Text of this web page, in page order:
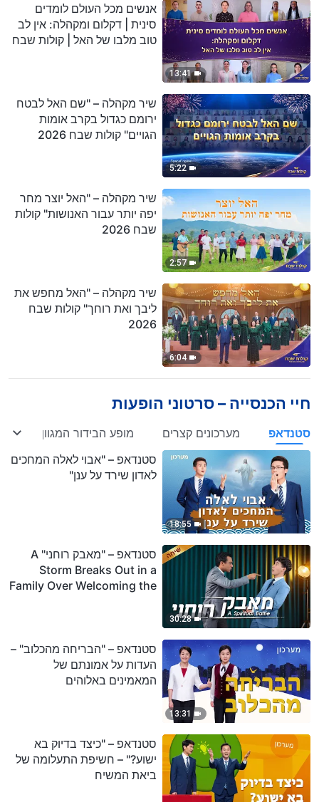
13:41
אנשים מכל העולם לומדים
סינית | דקלום ומקהלה: אין לב
טוב מלבו של האל | קולות שבח
5:22
שיר מקהלה – "שם האל לבטח
ירומם כגדול בקרב אומות
הגויים" קולות שבח 2026
2:57
שיר מקהלה – "האל יוצר מחר
יפה יותר עבור האנושות" קולות
שבח 2026
6:04
שיר מקהלה – "האל מחפש את
ליבך ואת רוחך" קולות שבח
2026
חיי הכנסייה – סרטוני הופעות
סטנדאפ מערכונים קצרים מופע הבידור המגוון של
18:55
סטנדאפ – "אבוי לאלה המחכים
לאדון שירד על ענן"
30:28
סטנדאפ – "מאבק רוחני" A
Storm Breaks Out in a
Family Over Welcoming the
13:31
סטנדאפ – "הבריחה מהכלוב" –
העדות על אמונתם של
המאמינים באלוהים
סטנדאפ – "כיצד בדיוק בא
ישוע?" – חשיפת התעלומה של
ביאת המשיח